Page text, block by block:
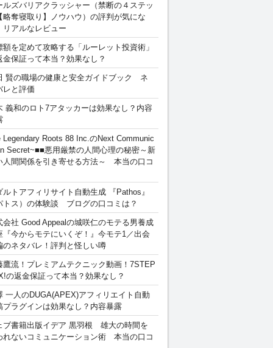
ルズバリアクラッシャー（禁断の４ステッ
略奪寝取り】ノウハウ）の評判が気にな
リアルなレビュー
額を定めて攻略する「ルーレット投資術」
金保証って本当？効果なし？
賢の職場の健康と安全ガイドブック ネ
レと評価
義和のロト7アタッカーは効果なし？内容
Legendary Roots 88 Inc.のNext Communic
Secret~■■悪用厳禁の人間心理の秘密～新
人間関係を引き寄せる方法～ 本当の口コ
ルトアフィリサイト自動生成 『Pathos』
トス）の体験談 ブログの口コミは？
会社 Good Appealの城咲仁のモテる男養成
『今からモテにいくぞ！』今モテ1／出会
のネタバレ！評判と怪しい噂
鷹流！プレミアムテクニック動画！7STEP
の返金保証って本当？効果なし？
一人のDUGA(APEX)アフィリエイト自動
プラグインは効果なし？内容暴露
ブ書籍出版イデア 黒羽根 雄大の時間を
れないコミュニケーション術 本当の口コ